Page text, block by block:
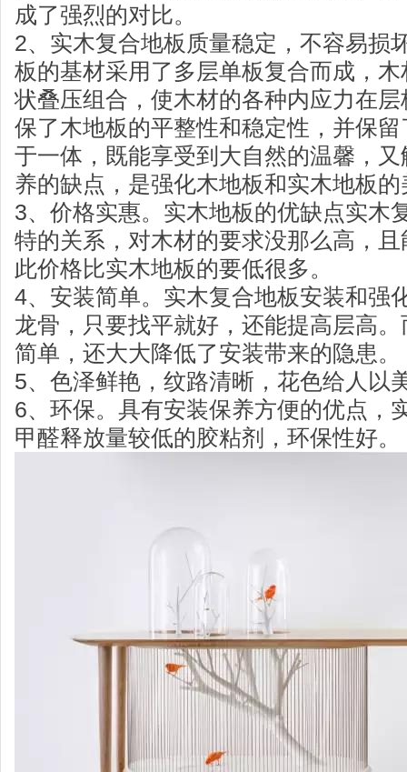
成了强烈的对比。
2、实木复合地板质量稳定，不容易损
板的基材采用了多层单板复合而成，
状叠压组合，使木材的各种内应力在
保了木地板的平整性和稳定性，并保
于一体，既能享受到大自然的温馨，
养的缺点，是强化木地板和实木地板
3、价格实惠。实木地板的优缺点实木
特的关系，对木材的要求没那么高，
此价格比实木地板的要低很多。
4、安装简单。实木复合地板安装和强
龙骨，只要找平就好，还能提高层高
简单，还大大降低了安装带来的隐患。
5、色泽鲜艳，纹路清晰，花色给人以
6、环保。具有安装保养方便的优点，
甲醛释放量较低的胶粘剂，环保性好。